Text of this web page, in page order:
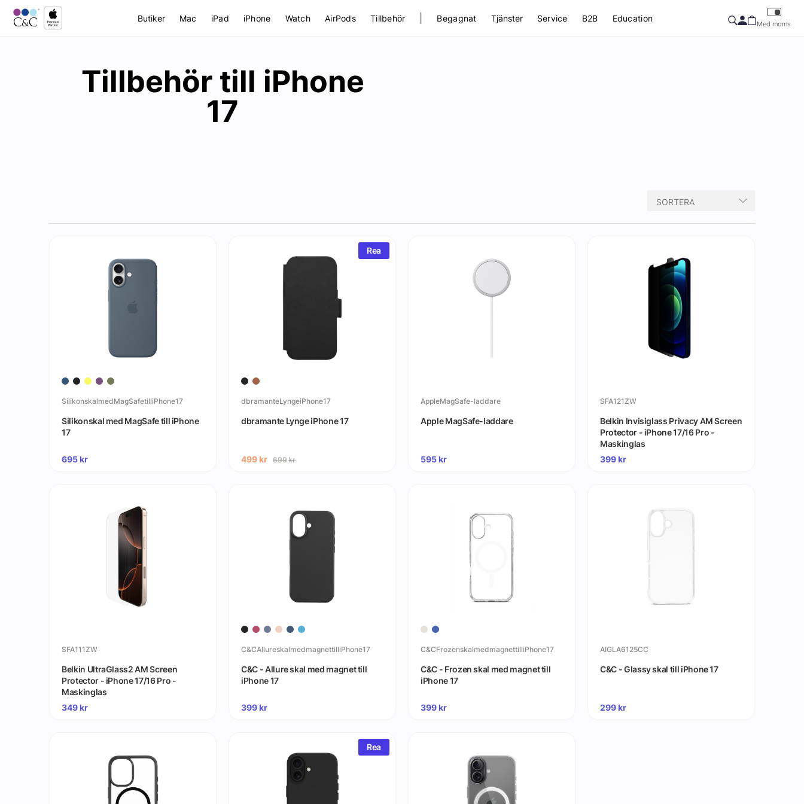
Butiker Mac iPad iPhone Watch AirPods Tillbehör Begagnat Tjänster Service B2B Education
Med moms
Tillbehör till iPhone
17
SORTERA
SilikonskalmedMagSafetilliPhone17
Silikonskal med MagSafe till iPhone
17
695kr
Rea
dbramanteLyngeiPhone17
dbramante Lynge iPhone 17
499 kr 699kr
AppleMagSafe-laddare
Apple MagSafe-laddare
595kr
SFA121ZW
Belkin Invisiglass Privacy AM Screen
Protector - iPhone 17/16 Pro -
Maskinglas
399kr
SFA111ZW
Belkin UltraGlass2 AM Screen
Protector - iPhone 17/16 Pro -
Maskinglas
349kr
C&CAllureskalmedmagnettilliPhone17
C&C - Allure skal med magnet till
iPhone 17
399kr
C&CFrozenskalmedmagnettilliPhone17
C&C - Frozen skal med magnet till
iPhone 17
399kr
AIGLA6125CC
C&C - Glassy skal till iPhone 17
299kr
Rea